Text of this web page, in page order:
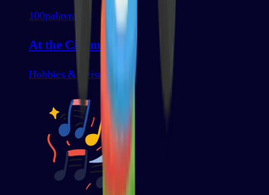
100palavras
At the Cinema
Hobbies & Leisure